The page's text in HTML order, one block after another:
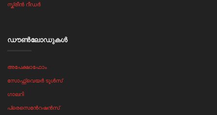
സ്ക്രീൻ റീഡർ
ഡൗൺലോഡുകൾ
അപേക്ഷാഫോം
സോഫ്റ്റ്‌വെയർ ടൂൾസ്
ഗാലറി
പ്രെസെൻേറഷൻസ്